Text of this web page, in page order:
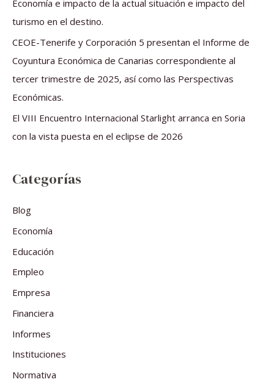
Economía e impacto de la actual situación e impacto del
turismo en el destino.
CEOE-Tenerife y Corporación 5 presentan el Informe de
Coyuntura Económica de Canarias correspondiente al
tercer trimestre de 2025, así como las Perspectivas
Económicas.
El VIII Encuentro Internacional Starlight arranca en Soria
con la vista puesta en el eclipse de 2026
Categorías
Blog
Economía
Educación
Empleo
Empresa
Financiera
Informes
Instituciones
Normativa